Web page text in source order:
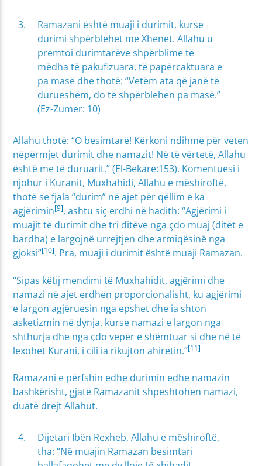
Ramazani është muaji i durimit, kurse
durimi shpërblehet me Xhenet. Allahu u
premtoi durimtarëve shpërblime të
mëdha të pakufizuara, të papërcaktuara e
pa masë dhe thotë: “Vetëm ata që janë të
durueshëm, do të shpërblehen pa masë.”
(Ez-Zumer: 10)
Allahu thotë: “O besimtarë! Kërkoni ndihmë për veten
nëpërmjet durimit dhe namazit! Në të vërtetë, Allahu
është me të duruarit.” (El-Bekare:153). Komentuesi i
njohur i Kuranit, Muxhahidi, Allahu e mëshiroftë,
thotë se fjala “durim” në ajet për qëllim e ka
agjërimin[9], ashtu siç erdhi në hadith: “Agjërimi i
muajit të durimit dhe tri ditëve nga çdo muaj (ditët e
bardha) e largojnë urrejtjen dhe armiqësinë nga
gjoksi”[10]. Pra, muaji i durimit është muaji Ramazan.
“Sipas këtij mendimi të Muxhahidit, agjërimi dhe
namazi në ajet erdhën proporcionalisht, ku agjërimi
e largon agjëruesin nga epshet dhe ia shton
asketizmin në dynja, kurse namazi e largon nga
shthurja dhe nga çdo vepër e shëmtuar si dhe në të
lexohet Kurani, i cili ia rikujton ahiretin.”[11]
Ramazani e përfshin edhe durimin edhe namazin
bashkërisht, gjatë Ramazanit shpeshtohen namazi,
duatë drejt Allahut.
Dijetari Ibën Rexheb, Allahu e mëshiroftë,
tha: “Në muajin Ramazan besimtari